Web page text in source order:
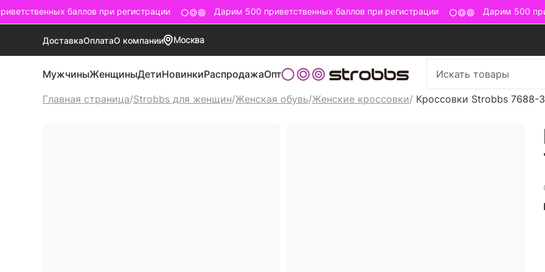
баллов при регистрации Дарим 500 приветственных баллов при регистрации Дарим 500
ДоставкаОплатаО компании Москва
МужчиныЖенщиныДетиНовинкиРаспродажаОпт
Главная страница/Strobbs для женщин/Женская обувь/Женские кроссовки/ Кроссовки Strobbs 7688-3